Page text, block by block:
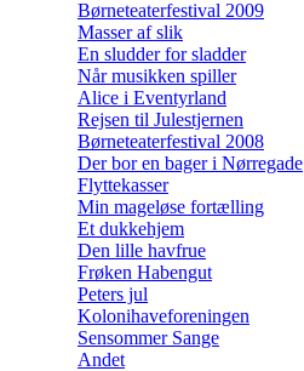
Børneteaterfestival 2009
Masser af slik
En sludder for sladder
Når musikken spiller
Alice i Eventyrland
Rejsen til Julestjernen
Børneteaterfestival 2008
Der bor en bager i Nørregade
Flyttekasser
Min mageløse fortælling
Et dukkehjem
Den lille havfrue
Frøken Habengut
Peters jul
Kolonihaveforeningen
Sensommer Sange
Andet